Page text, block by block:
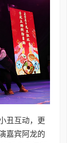
丑互动，更
嘉宾阿龙的